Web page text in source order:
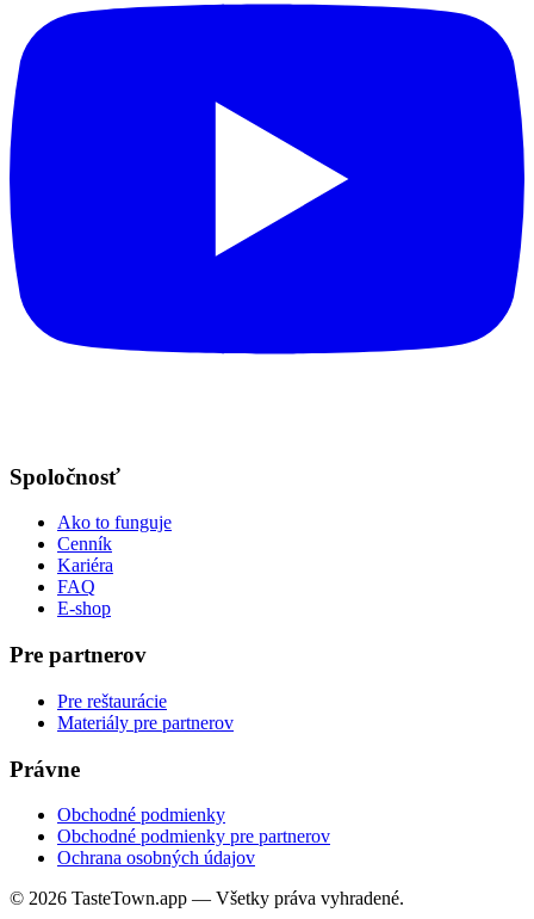
Spoločnosť
Ako to funguje
Cenník
Kariéra
FAQ
E-shop
Pre partnerov
Pre reštaurácie
Materiály pre partnerov
Právne
Obchodné podmienky
Obchodné podmienky pre partnerov
Ochrana osobných údajov
© 2026 TasteTown.app — Všetky práva vyhradené.